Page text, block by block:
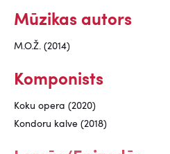
Mūzikas autors
M.O.Ž. (2014)
Komponists
Koku opera (2020)
Kondoru kalve (2018)